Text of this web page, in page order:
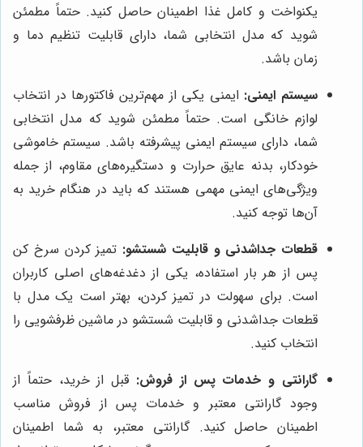
یکنواخت و کامل غذا اطمینان حاصل کنید. حتماً مطمئن
شوید که مدل انتخابی شما، دارای قابلیت تنظیم دما و
زمان باشد.
سیستم ایمنی: ایمنی یکی از مهم‌ترین فاکتورها در انتخاب
لوازم خانگی است. حتماً مطمئن شوید که مدل انتخابی
شما، دارای سیستم ایمنی پیشرفته باشد. سیستم خاموشی
خودکار، بدنه عایق حرارت و دستگیره‌های مقاوم، از جمله
ویژگی‌های ایمنی مهمی هستند که باید در هنگام خرید به
آن‌ها توجه کنید.
قطعات جداشدنی و قابلیت شستشو: تمیز کردن سرخ کن
پس از هر بار استفاده، یکی از دغدغه‌های اصلی کاربران
است. برای سهولت در تمیز کردن، بهتر است یک مدل با
قطعات جداشدنی و قابلیت شستشو در ماشین ظرفشویی را
انتخاب کنید.
گارانتی و خدمات پس از فروش: قبل از خرید، حتماً از
وجود گارانتی معتبر و خدمات پس از فروش مناسب
اطمینان حاصل کنید. گارانتی معتبر، به شما اطمینان